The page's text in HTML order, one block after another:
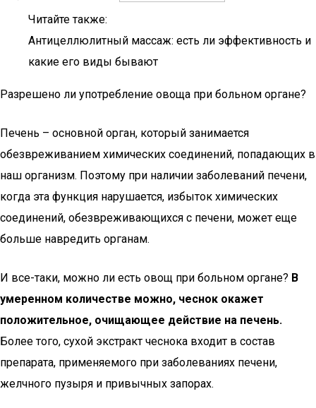
Читайте также:
Антицеллюлитный массаж: есть ли эффективность и
какие его виды бывают
Разрешено ли употребление овоща при больном органе?
Печень – основной орган, который занимается
обезвреживанием химических соединений, попадающих в
наш организм. Поэтому при наличии заболеваний печени,
когда эта функция нарушается, избыток химических
соединений, обезвреживающихся с печени, может еще
больше навредить органам.
И все-таки, можно ли есть овощ при больном органе? В
умеренном количестве можно, чеснок окажет
положительное, очищающее действие на печень.
Более того, сухой экстракт чеснока входит в состав
препарата, применяемого при заболеваниях печени,
желчного пузыря и привычных запорах.